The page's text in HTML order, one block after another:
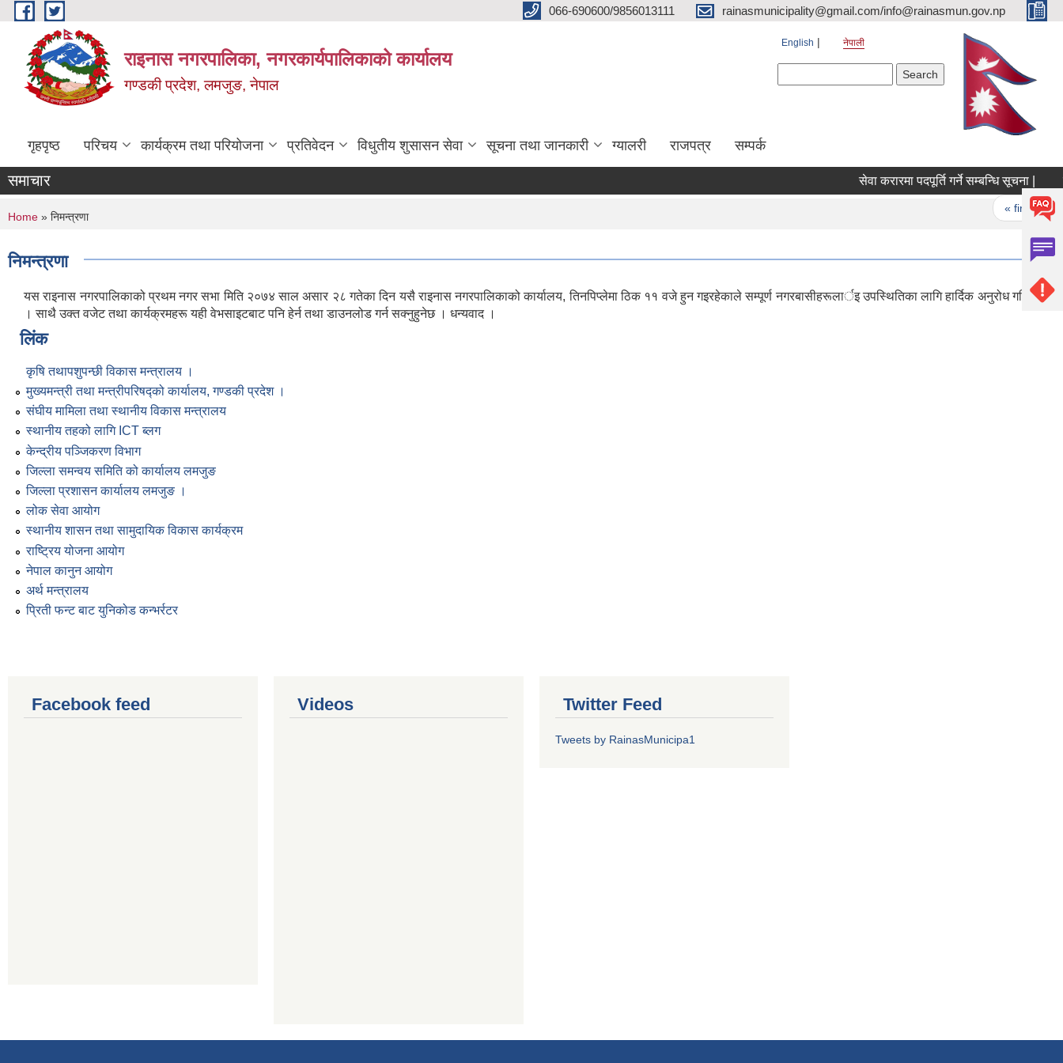
Skip to main content 066-690600/9856013111 rainasmunicipality@gmail.com/info@rainasmun.gov.np
राइनास नगरपालिका, नगरकार्यपालिकाको कार्यालय
गण्डकी प्रदेश, लमजुङ, नेपाल
English नेपाली
गृहपृष्ठ परिचय कार्यक्रम तथा परियोजना प्रतिवेदन विधुतीय शुसासन सेवा सूचना तथा जानकारी ग्यालरी राजपत्र सम्पर्क
समाचार सेवा करारमा पदपूर्ति गर्ने सम्बन्धि सूचना |
« first
You are here
Home » निमन्त्रणा
निमन्त्रणा
यस राइनास नगरपालिकाको प्रथम नगर सभा मिति २०७४ साल असार २८ गतेका दिन यसै राइनास नगरपालिकाको कार्यालय, तिनपिप्लेमा ठिक ११ वजे हुन गइरहेकाले सम्पूर्ण नगरबासीहरूलार्इ उपस्थितिका लागि हार्दिक अनुरोध गरिन्छ
। साथै उक्त वजेट तथा कार्यक्रमहरू यही वेभसाइटबाट पनि हेर्न तथा डाउनलोड गर्न सक्नुहुनेछ । धन्यवाद ।
लिंक
कृषि तथापशुपन्छी विकास मन्त्रालय ।
मुख्यमन्त्री तथा मन्त्रीपरिषद्को कार्यालय, गण्डकी प्रदेश ।
संघीय मामिला तथा स्थानीय विकास मन्त्रालय
स्थानीय तहको लागि ICT ब्लग
केन्द्रीय पञ्जिकरण विभाग
जिल्ला समन्वय समिति को कार्यालय लमजुङ
जिल्ला प्रशासन कार्यालय लमजुङ ।
लोक सेवा आयोग
स्थानीय शासन तथा सामुदायिक विकास कार्यक्रम
राष्ट्रिय योजना आयोग
नेपाल कानुन आयोग
अर्थ मन्त्रालय
प्रिती फन्ट बाट युनिकोड कन्भर्रटर
Facebook feed Videos Twitter Feed
Tweets by RainasMunicipa1